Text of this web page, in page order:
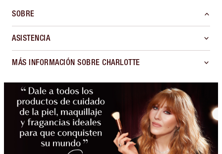
SOBRE
ASISTENCIA
MÁS INFORMACIÓN SOBRE CHARLOTTE